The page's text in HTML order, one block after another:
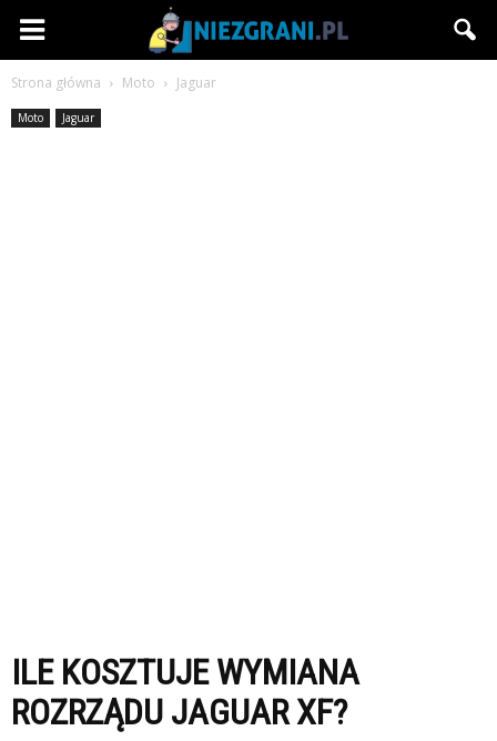
Niezgrani.pl
Strona główna Moto Jaguar
Moto Jaguar
ILE KOSZTUJE WYMIANA
ROZRZĄDU JAGUAR XF?